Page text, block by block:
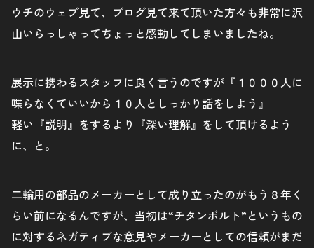
ウチのウェブ見て、ブログ見て来て頂いた方々も非常に沢
山いらっしゃってちょっと感動してしまいましたね。
展示に携わるスタッフに良く言うのですが『１０００人に
喋らなくていいから１０人としっかり話をしよう』
軽い『説明』をするより『深い理解』をして頂けるよう
に、と。
二輪用の部品のメーカーとして成り立ったのがもう８年く
らい前になるんですが、当初は“チタンボルト”というもの
に対するネガティブな意見やメーカーとしての信頼がまだ